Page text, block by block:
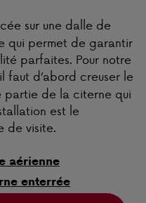
sur une dalle de
qui permet de garantir
parfaites. Pour notre
faut d’abord creuser le
partie de la citerne qui
est le
de visite.
aérienne
enterrée